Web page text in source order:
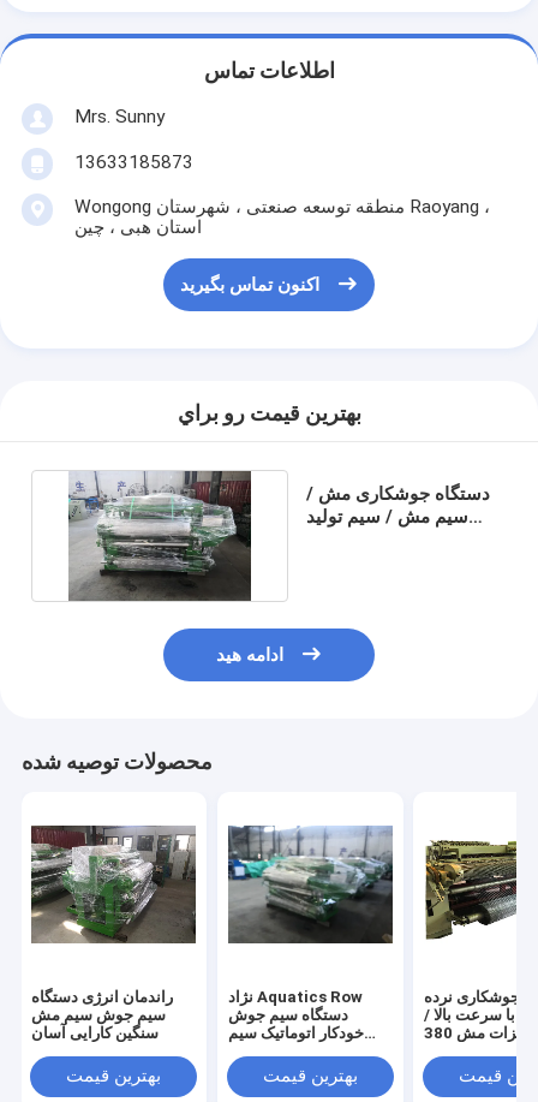
اطلاعات تماس
Mrs. Sunny
13633185873
Wongong منطقه توسعه صنعتی ، شهرستان Raoyang ،
استان هبی ، چین
اکنون تماس بگیرید
بهترين قيمت رو براي
دستگاه جوشکاری مش /
سیم مش / سیم تولید
ادامه هید
محصولات توصیه شده
راندمان انرژی دستگاه
سیم جوش سیم مش
سنگین کارایی آسان
بهترین قیمت
نژاد Aquatics Row
دستگاه سیم جوش
خودکار اتوماتیک سیم
بهترین قیمت
جوشکاری نرده
با سرعت بالا /
قیمت